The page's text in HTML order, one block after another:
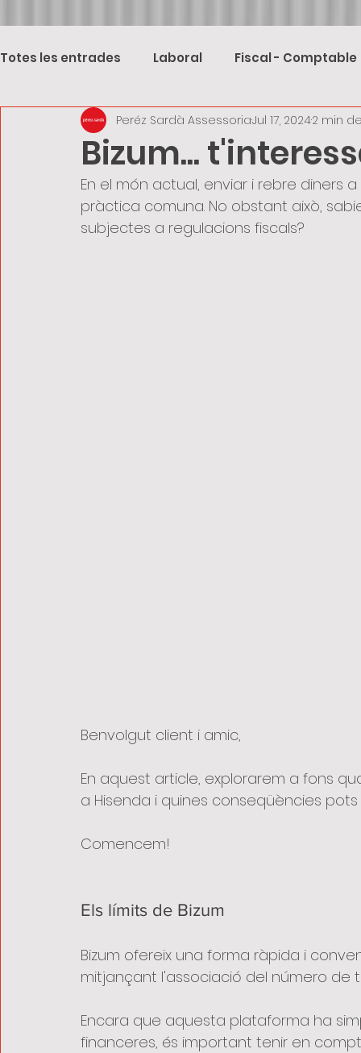
Totes les entrades Laboral Fiscal - Comptable
Bizum...
Peréz Sardà AssessoriaJul 17, 20242 min
En el món actual, enviar i rebre diners
pràctica comuna. No obstant això,
subjectes a regulacions fiscals?
Benvolgut client i amic,
En aquest article, explorarem a fons
a Hisenda i quines conseqüències
Comencem!
Els límits de Bizum
Bizum ofereix una forma ràpida i
mitjançant l'associació del número de
Encara que aquesta plataforma ha
financeres, és important tenir en